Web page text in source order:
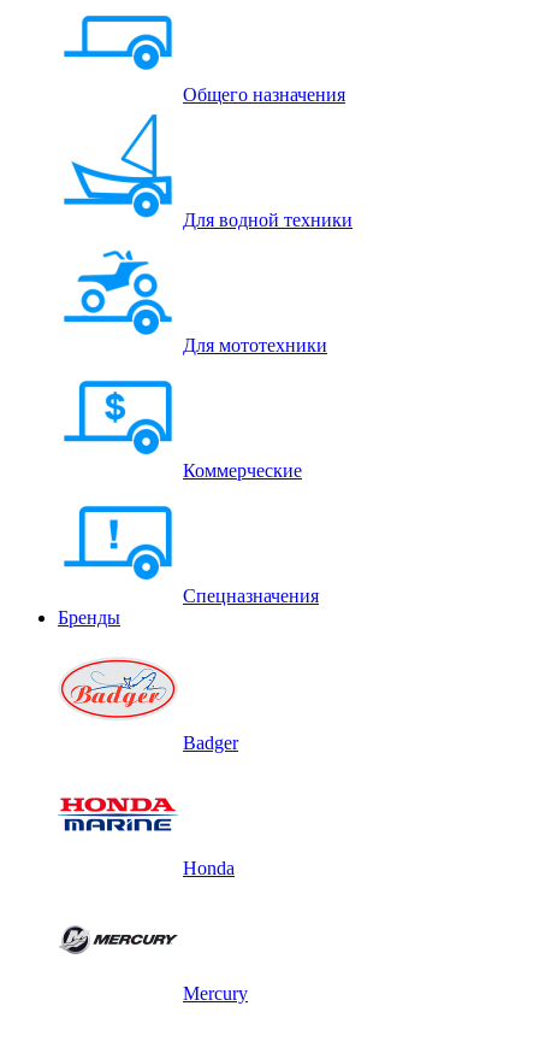
Общего назначения
Для водной техники
Для мототехники
Коммерческие
Спецназначения
Бренды
Badger
Honda
Mercury